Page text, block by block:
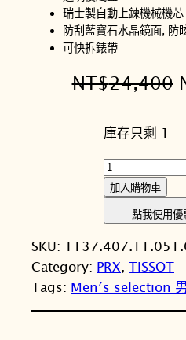
瑞士製自動上鍊機械機芯
防刮藍寶石水晶鏡面, 防
可快拆錶帶
NT$24,400
庫存只剩 1
T
S
O
T
天
梭
加入購物車
點我使用優
SKU:
Category: PRX, TISSOT
Tags: Men′s selection